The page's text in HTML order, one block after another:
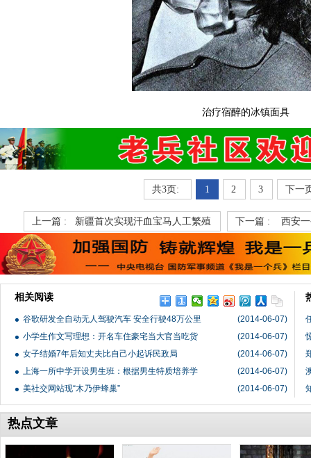
治疗宿醉的冰镇面具
共3页: 1 2 3 下一
上一篇 : 新疆首次实现汗血宝马人工繁殖 下一篇 : 西安
相关阅读
(2014-06-07)
谷歌研发全自动无人驾驶汽车 安全行驶48万公里
(2014-06-07)
小学生作文写理想：开名车住豪宅当大官当吃货
(2014-06-07)
女子结婚7年后知丈夫比自己小起诉民政局
(2014-06-07)
上海一所中学开设男生班：根据男生特质培养学
(2014-06-07)
美社交网站现“木乃伊蜂巢”
热点文章